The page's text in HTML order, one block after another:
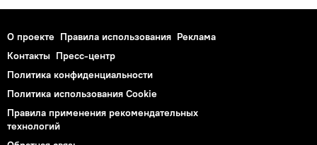
О проекте Правила использования Реклама
Контакты Пресс-центр
Политика конфиденциальности
Политика использования Cookie
Правила применения рекомендательных
технологий